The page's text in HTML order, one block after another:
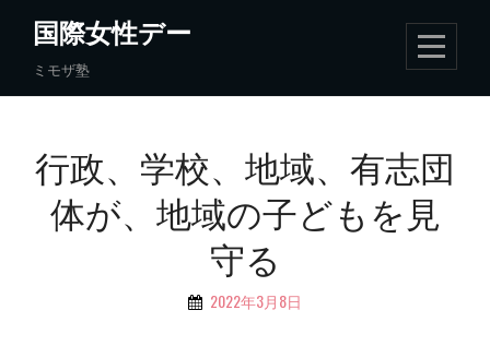
content
国際女性デー
ミモザ塾
行政、学校、地域、有志団
体が、地域の子どもを見
守る
By 2022年3月8日
投
稿
ナ